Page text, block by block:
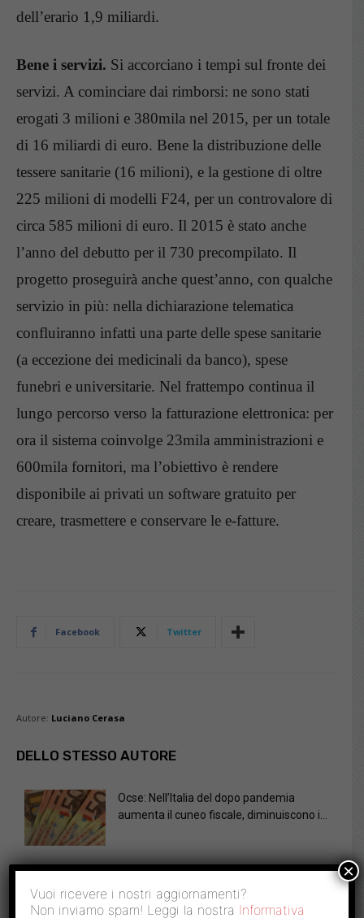
dell’erario 1,9 miliardi.
Bene i servizi. Si accorciano i tempi sul fronte dei
servizi. A cominciare dai rimborsi: ne sono stati
erogati 3 milioni e 380mila nel 2015, per un totale
di 16 miliardi di euro. Bene la distribuzione delle
tessere sanitarie (16 milioni), e la gestione di oltre
225 milioni di modelli F24, per un controvalore di
circa 585 milioni di euro. Il 2015 è stato anche
l’anno del debutto per il 730 precompilato. Il
progetto proseguirà anche quest’anno, con qualche
servizio in più: nella dichiarazione telematica
confluiranno infatti una parte delle spese sanitarie
(a eccezione dei medicinali da banco), spese
funebri e universitarie. Nel frattempo continua il
lungo percorso verso la fatturazione elettronica: per
ora il sistema coinvolge 23mila amministrazioni e
600mila fornitori, ma l’obiettivo è rendere
disponibile ai privati un software gratuito per
creare, trasmettere e conservare le e-fatture.
Facebook Twitter
Autore: Luciano Cerasa
DELLO STESSO AUTORE
Ocse: Nell’Italia del dopo pandemia
aumenta il cuneo fiscale, diminuiscono i...
Canone Rai: si punta tutto su deterrenza,
ma i controlli sono...
Vuoi ricevere i nostri aggiornamenti?
Non inviamo spam! Leggi la nostra Informativa
×